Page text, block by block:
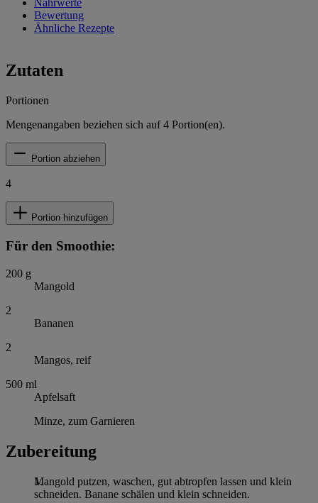
Nährwerte
Bewertung
Ähnliche Rezepte
Zutaten
Portionen
Mengenangaben beziehen sich auf4 Portion(en).
Portion abziehen
4
Portion hinzufügen
Für den Smoothie:
200 g
Mangold
2
Bananen
2
Mangos, reif
500 ml
Apfelsaft
Minze, zum Garnieren
Zubereitung
Mangold putzen, waschen, gut abtropfen lassen und klein
schneiden. Banane schälen und klein schneiden.